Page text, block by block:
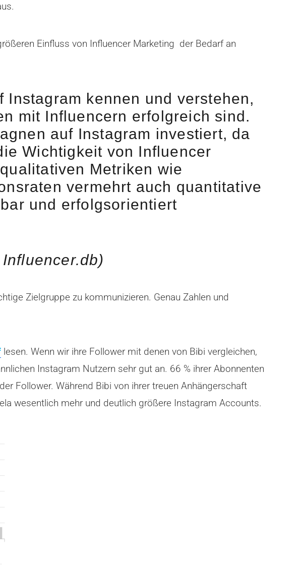
Einfluss von Influencer Marketing der Bedarf an
Instagram kennen und verstehen,
mit Influencern erfolgreich sind.
auf Instagram investiert, da
Wichtigkeit von Influencer
Metriken wie
vermehrt auch quantitative
und erfolgsorientiert
Zielgruppe zu kommunizieren. Genau Zahlen und
lesen. Wenn wir ihre Follower mit denen von Bibi vergleichen,
Instagram Nutzern sehr gut an. 66 % ihrer Abonnenten
Follower. Während Bibi von ihrer treuen Anhängerschaft
wesentlich mehr und deutlich größere Instagram Accounts.